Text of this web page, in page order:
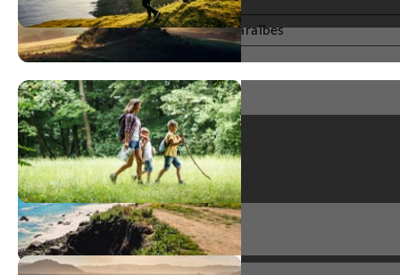
Tous nos voyages au Yucatan et Caraïbes